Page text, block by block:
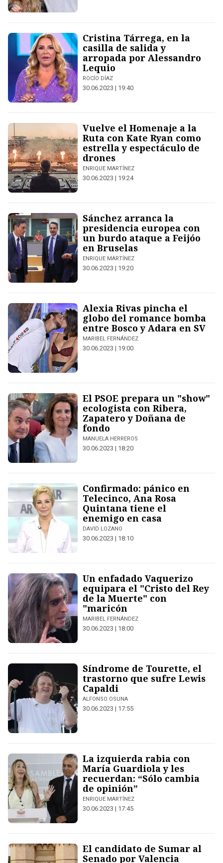
Cristina Tárrega, en la
casilla de salida y
arropada por Alessandro
Lequio
ROCÍO DÍAZ
30.06.2023 | 19:40
Vuelve el Homenaje a la
Ruta con Kate Ryan como
estrella y espectáculo de
drones
ENRIQUE MARTÍNEZ
30.06.2023 | 19:24
Sánchez arranca la
presidencia europea con
un burdo ataque a Feijóo
en Bruselas
ENRIQUE MARTÍNEZ
30.06.2023 | 19:20
Alexia Rivas pincha el
globo del romance bomba
entre Bosco y Adara en SV
MARIBEL FERNÁNDEZ
30.06.2023 | 19:00
El PSOE prepara un "show"
ecologista con Ribera,
Zapatero y Doñana de
fondo
MANUELA HERREROS
30.06.2023 | 18:20
Confirmado: pánico en
Telecinco, Ana Rosa
Quintana tiene el
enemigo en casa
DAVID LOZANO
30.06.2023 | 18:10
Un enfadado Vaquerizo
equipara el "Cristo del Rey
de la Muerte" con
"maricón
MARIBEL FERNÁNDEZ
30.06.2023 | 18:00
Síndrome de Tourette, el
trastorno que sufre Lewis
Capaldi
ALFONSO OSUNA
30.06.2023 | 17:55
La izquierda rabia con
María Guardiola y les
recuerdan: “Sólo cambia
de opinión”
ENRIQUE MARTÍNEZ
30.06.2023 | 17:45
El candidato de Sumar al
Senado por Valencia